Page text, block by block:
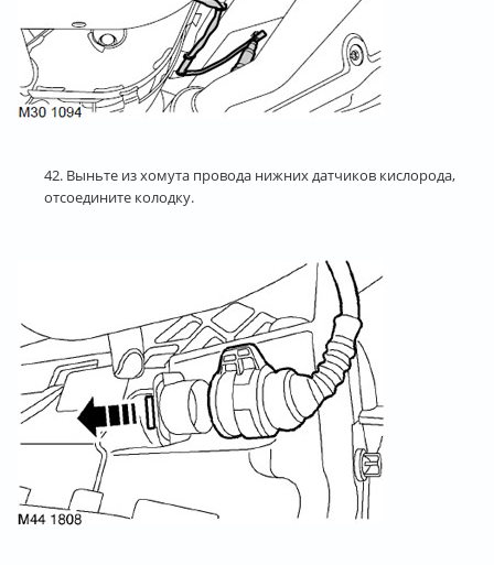
42. Выньте из хомута провода нижних датчиков кислорода,
отсоедините колодку.